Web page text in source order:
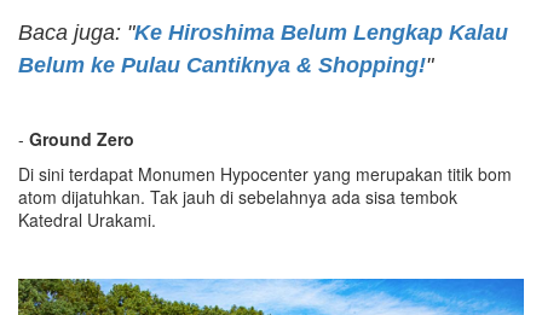
Baca juga: "Ke Hiroshima Belum Lengkap Kalau
Belum ke Pulau Cantiknya & Shopping!"
- Ground Zero
Di sini terdapat Monumen Hypocenter yang merupakan titik bom
atom dijatuhkan. Tak jauh di sebelahnya ada sisa tembok
Katedral Urakami.